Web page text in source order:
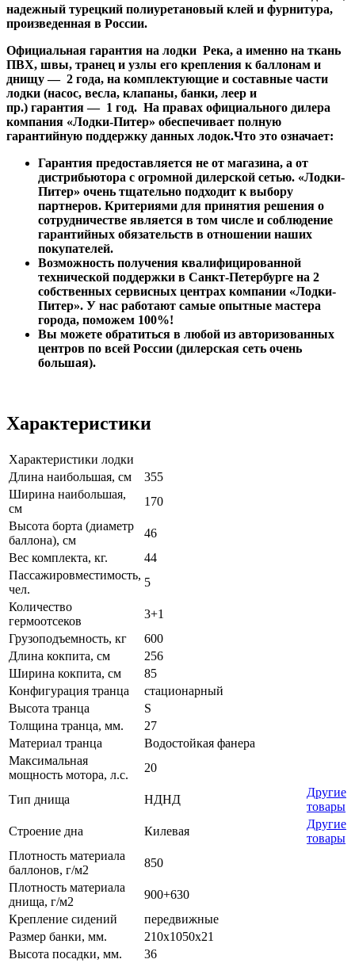
надежный турецкий полиуретановый клей и фурнитура,
произведенная в России.
Официальная гарантия на лодки Река, а именно на ткань
ПВХ, швы, транец и узлы его крепления к баллонам и
днищу — 2 года, на комплектующие и составные части
лодки (насос, весла, клапаны, банки, леер и
пр.) гарантия — 1 год. На правах официального дилера
компания «Лодки-Питер» обеспечивает полную
гарантийную поддержку данных лодок.Что это означает:
Гарантия предоставляется не от магазина, а от
дистрибьютора с огромной дилерской сетью. «Лодки-
Питер» очень тщательно подходит к выбору
партнеров. Критериями для принятия решения о
сотрудничестве является в том числе и соблюдение
гарантийных обязательств в отношении наших
покупателей.
Возможность получения квалифицированной
технической поддержки в Санкт-Петербурге на 2
собственных сервисных центрах компании «Лодки-
Питер». У нас работают самые опытные мастера
города, поможем 100%!
Вы можете обратиться в любой из авторизованных
центров по всей России (дилерская сеть очень
большая).
Характеристики
Характеристики лодки
Длина наибольшая, см
355
Ширина наибольшая,
см
170
Высота борта (диаметр
баллона), см
46
Вес комплекта, кг.
44
Пассажировместимость,
чел.
5
Количество
гермоотсеков
3+1
Грузоподъемность, кг
600
Длина кокпита, см
256
Ширина кокпита, см
85
Конфигурация транца
стационарный
Высота транца
S
Толщина транца, мм.
27
Материал транца
Водостойкая фанера
Максимальная
мощность мотора, л.с.
20
Тип днища НДНД
Другие
товары
Строение дна
Килевая
Другие
товары
Плотность материала
баллонов, г/м2
850
Плотность материала
днища, г/м2
900+630
Крепление сидений
передвижные
Размер банки, мм.
210х1050х21
Высота посадки, мм.
36